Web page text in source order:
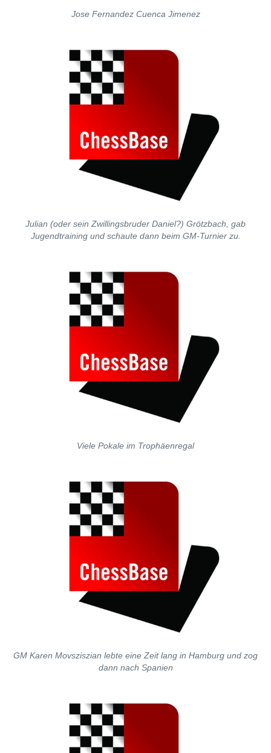
Jose Fernandez Cuenca Jimenez
Julian (oder sein Zwillingsbruder Daniel?) Grötzbach, gab
Jugendtraining und schaute dann beim GM-Turnier zu.
Viele Pokale im Trophäenregal
GM Karen Movsziszian lebte eine Zeit lang in Hamburg und zog
dann nach Spanien